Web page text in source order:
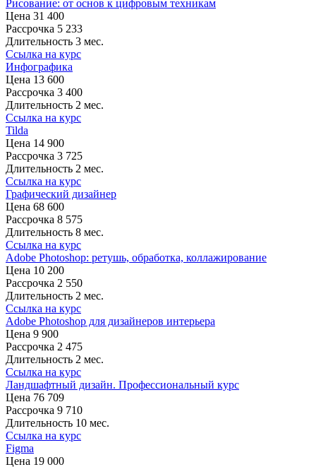
Рисование: от основ к цифровым техникам
Цена 31 400
Рассрочка 5 233
Длительность 3 мес.
Ссылка на курс
Инфографика
Цена 13 600
Рассрочка 3 400
Длительность 2 мес.
Ссылка на курс
Tilda
Цена 14 900
Рассрочка 3 725
Длительность 2 мес.
Ссылка на курс
Графический дизайнер
Цена 68 600
Рассрочка 8 575
Длительность 8 мес.
Ссылка на курс
Adobe Photoshop: ретушь, обработка, коллажирование
Цена 10 200
Рассрочка 2 550
Длительность 2 мес.
Ссылка на курс
Adobe Photoshop для дизайнеров интерьера
Цена 9 900
Рассрочка 2 475
Длительность 2 мес.
Ссылка на курс
Ландшафтный дизайн. Профессиональный курс
Цена 76 709
Рассрочка 9 710
Длительность 10 мес.
Ссылка на курс
Figma
Цена 19 000